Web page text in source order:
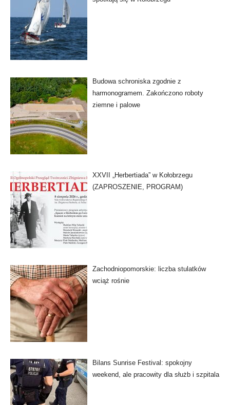
Budowa schroniska zgodnie z
harmonogramem. Zakończono roboty
ziemne i palowe
XXVII „Herbertiada” w Kołobrzegu
(ZAPROSZENIE, PROGRAM)
Zachodniopomorskie: liczba stulatków
wciąż rośnie
Bilans Sunrise Festival: spokojny
weekend, ale pracowity dla służb i szpitala